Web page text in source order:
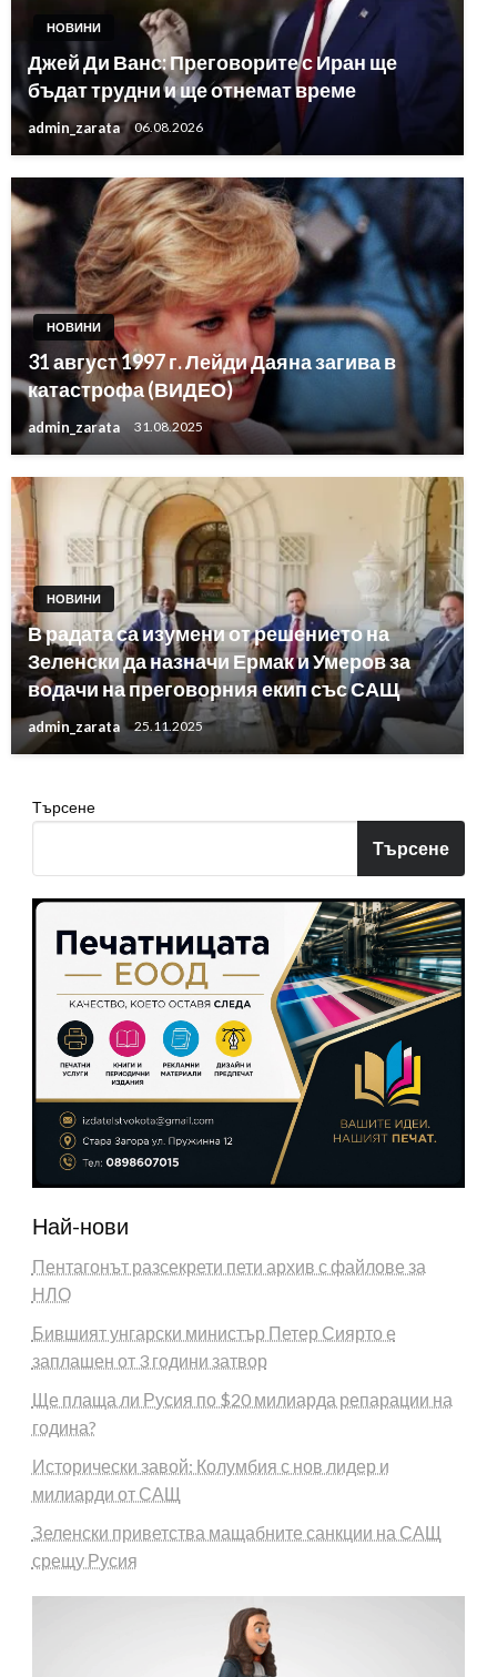
НОВИНИ
Джей Ди Ванс: Преговорите с Иран ще
бъдат трудни и ще отнемат време
admin_zarata 06.08.2026
НОВИНИ
31 август 1997 г. Лейди Даяна загива в
катастрофа (ВИДЕО)
admin_zarata 31.08.2025
НОВИНИ
В радата са изумени от решението на
Зеленски да назначи Ермак и Умеров за
водачи на преговорния екип със САЩ
admin_zarata 25.11.2025
Търсене
Търсене
Най-нови
Пентагонът разсекрети пети архив с файлове за
НЛО
Бившият унгарски министър Петер Сиярто е
заплашен от 3 години затвор
Ще плаща ли Русия по $20 милиарда репарации на
година?
Исторически завой: Колумбия с нов лидер и
милиарди от САЩ
Зеленски приветства мащабните санкции на САЩ
срещу Русия